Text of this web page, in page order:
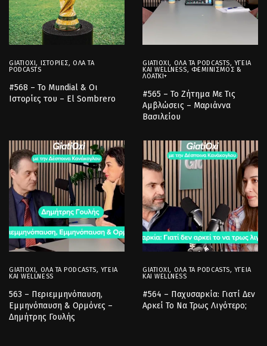
GIATIOXI, ΙΣΤΟΡΊΕΣ,ΌΛΑ ΤΑ
PODCASTS
#568 – Το Mundial & Οι
Ιστορίες του – El Sombrero
GIATIOXI, ΌΛΑ ΤΑ PODCASTS, ΥΓΕΊΑ
ΚΑΙ WELLNESS, ΦΕΜΙΝΙΣΜΌΣ &
ΛΟΑΤΚΙ+
#565 – Το Ζήτημα Με Τις
Αμβλώσεις – Μαριάννα
Βασιλείου
GIATIOXI, ΌΛΑ ΤΑ PODCASTS, ΥΓΕΊΑ
ΚΑΙ WELLNESS
563 – Περιεμμηνόπαυση,
Εμμηνόπαυση & Ορμόνες –
Δημήτρης Γουλής
GIATIOXI, ΌΛΑ ΤΑ PODCASTS, ΥΓΕΊΑ
ΚΑΙ WELLNESS
#564 – Παχυσαρκία: Γιατί Δεν
Αρκεί Το Να Τρως Λιγότερο;